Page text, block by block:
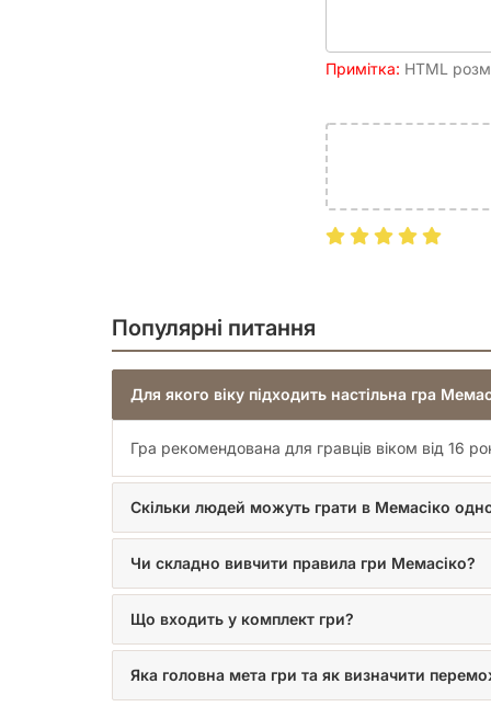
Примітка: HTML
Популярні питання
Для якого віку підходить настільна гра
Гра рекомендована для гравців віком від 16
Скільки людей можуть грати в Мемасіко
Чи складно вивчити правила гри Мемасіко?
Що входить у комплект гри?
Яка головна мета гри та як визначити